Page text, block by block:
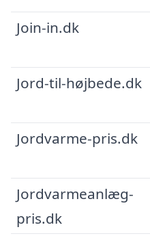
Join-in.dk
Jord-til-højbede.dk
Jordvarme-pris.dk
Jordvarmeanlæg-
pris.dk